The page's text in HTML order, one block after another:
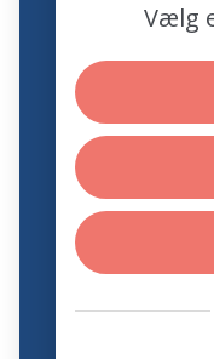
Vælg